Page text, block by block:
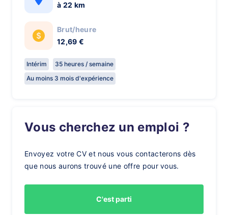
à 22 km
Brut/heure
12,69 €
Intérim
35 heures / semaine
Au moins 3 mois d'expérience
Vous cherchez un emploi ?
Envoyez votre CV et nous vous contacterons dès
que nous aurons trouvé une offre pour vous.
C'est parti